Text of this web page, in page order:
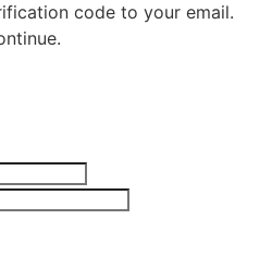
code to your email.